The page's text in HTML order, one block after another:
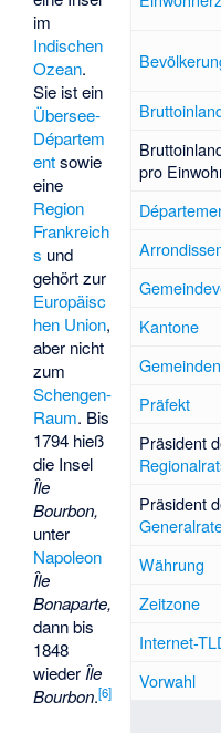
pro
Kantone
Gemeinden
Präfekt
Präsident
Präsident
Währung
Zeitzone
Internet-
Vorwahl
im
Indischen
Ozean.
Sie ist ein
Übersee-
Départem
entsowie
eine
Region
Frankreich
s und
gehört zur
Europäisc
hen Union,
aber nicht
zum
Schengen-
Raum. Bis
1794 hieß
die Insel
Île
Bourbon,
unter
Napoleon
Île
Bonaparte,
dann bis
1848
wiederÎle
Bourbon.[6]